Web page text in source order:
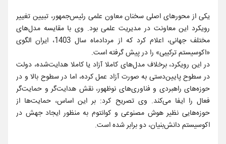
یکی از محورهای اصلی سخنان معاون علمی رئیس‌جمهور، تبیین تغییر
رویکرد این معاونت در مدیریت علمی بود. وی با مقایسه مدل‌های
مختلف جهانی، اعلام کرد که از مردادماه سال 1403، ایران الگوی
«اکوسیستم ترکیبی» را در پیش گرفته است.
در این رویکرد، برخلاف مدل‌های کاملا آزاد یا کاملا هدایت‌شده، دولت
در سطوح پایین‌دستی به صورت آزاد عمل کرده، اما در سطوح بالا و در
حوزه‌های راهبردی و فناوری‌های نوظهور، نقش هدایت‌گر و حمایت‌گر
فعال را ایفا می‌کند. وی تصریح کرد: بر این اساس، حمایت‌ها از
حوزه‌هایی نظیر هوش مصنوعی و کوانتوم به منظور ایجاد جهش در
اکوسیستم دانش‌بنیان، دو برابر شده است.